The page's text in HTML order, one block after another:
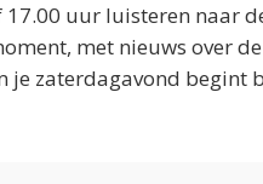
uur luisteren naar
met nieuws over
zaterdagavond begint